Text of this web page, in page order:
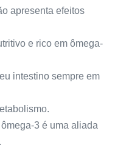
apresenta efeitos
e rico em ômega-
intestino sempre em
3 é uma aliada